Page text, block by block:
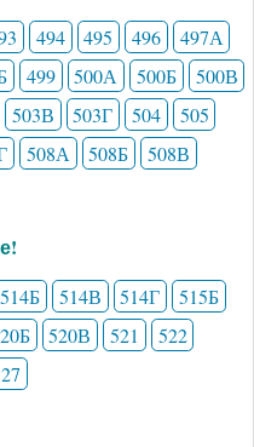
494 495 496
497А
499 500А 500Б
500В
503В 503Г 504
505
508А 508Б
508В
514Б 514В 514Г
515Б
520В 521
522